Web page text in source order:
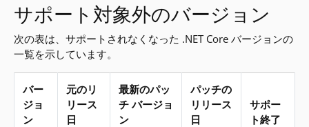
サポート対象外のバージョン
次の表は、サポートされなくなった .NET Core バージョンの
一覧を示しています。
バー
ジョ
ン
元のリ
リース
日
最新のパッ
チ バージョ
ン
パッチの
リリース
日
サポー
ト終了